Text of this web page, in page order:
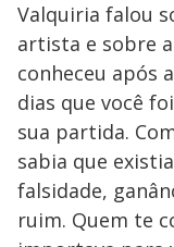
Valquiria falou
artista e sobre
conheceu após
dias que você
sua partida.
sabia que
falsidade,
ruim. Quem te